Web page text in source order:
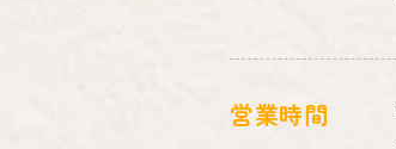
営業時間